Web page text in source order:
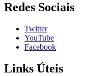
Redes Sociais
Twitter
YouTube
Facebook
Links Úteis